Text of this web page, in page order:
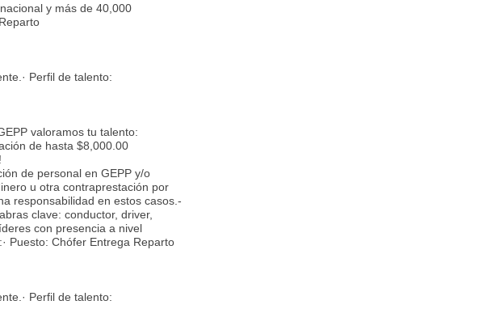
y más de 40,000
Perfil de talento:
valoramos tu talento:
de hasta $8,000.00
de personal en GEPP y/o
u otra contraprestación por
responsabilidad en estos casos.-
clave: conductor, driver,
con presencia a nivel
Puesto: Chófer Entrega Reparto
Perfil de talento: